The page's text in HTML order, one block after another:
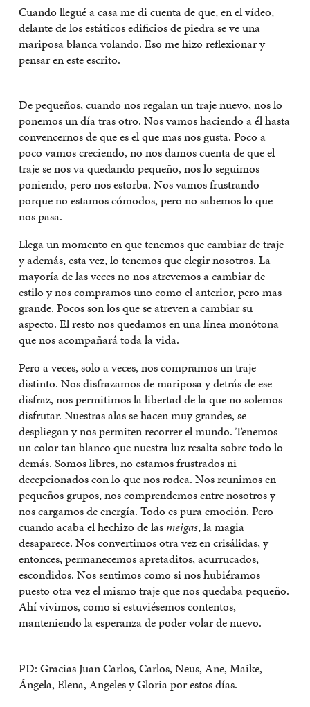
Cuando llegué a casa me di cuenta de que, en el vídeo,
delante de los estáticos edificios de piedra se ve una
mariposa blanca volando. Eso me hizo reflexionar y
pensar en este escrito.
De pequeños, cuando nos regalan un traje nuevo, nos lo
ponemos un día tras otro. Nos vamos haciendo a él hasta
convencernos de que es el que mas nos gusta. Poco a
poco vamos creciendo, no nos damos cuenta de que el
traje se nos va quedando pequeño, nos lo seguimos
poniendo, pero nos estorba. Nos vamos frustrando
porque no estamos cómodos, pero no sabemos lo que
nos pasa.
Llega un momento en que tenemos que cambiar de traje
y además, esta vez, lo tenemos que elegir nosotros. La
mayoría de las veces no nos atrevemos a cambiar de
estilo y nos compramos uno como el anterior, pero mas
grande. Pocos son los que se atreven a cambiar su
aspecto. El resto nos quedamos en una línea monótona
que nos acompañará toda la vida.
Pero a veces, solo a veces, nos compramos un traje
distinto. Nos disfrazamos de mariposa y detrás de ese
disfraz, nos permitimos la libertad de la que no solemos
disfrutar. Nuestras alas se hacen muy grandes, se
despliegan y nos permiten recorrer el mundo. Tenemos
un color tan blanco que nuestra luz resalta sobre todo lo
demás. Somos libres, no estamos frustrados ni
decepcionados con lo que nos rodea. Nos reunimos en
pequeños grupos, nos comprendemos entre nosotros y
nos cargamos de energía. Todo es pura emoción. Pero
cuando acaba el hechizo de las meigas, la magia
desaparece. Nos convertimos otra vez en crisálidas, y
entonces, permanecemos apretaditos, acurrucados,
escondidos. Nos sentimos como si nos hubiéramos
puesto otra vez el mismo traje que nos quedaba pequeño.
Ahí vivimos, como si estuviésemos contentos,
manteniendo la esperanza de poder volar de nuevo.
PD: Gracias Juan Carlos, Carlos, Neus, Ane, Maike,
Ángela, Elena, Angeles y Gloria por estos días.